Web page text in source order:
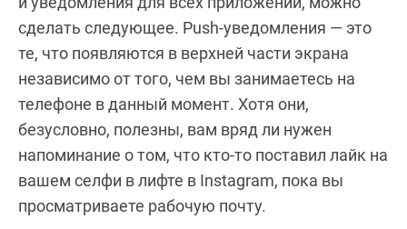
сделать следующее. Push-уведомления — это
те, что появляются в верхней части экрана
независимо от того, чем вы занимаетесь на
телефоне в данный момент. Хотя они,
безусловно, полезны, вам вряд ли нужен
напоминание о том, что кто-то поставил лайк на
вашем селфи в лифте в Instagram, пока вы
просматриваете рабочую почту.